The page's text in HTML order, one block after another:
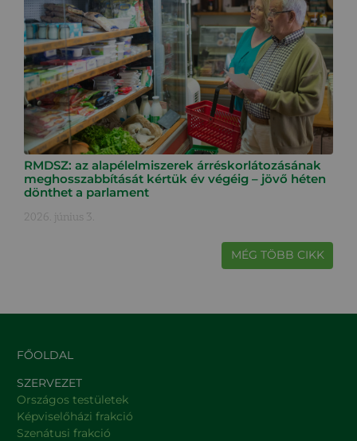
RMDSZ: az alapélelmiszerek árréskorlátozásának
meghosszabbítását kértük év végéig – jövő héten
dönthet a parlament
2026. június 3.
MÉG TÖBB CIKK
FŐOLDAL
SZERVEZET
Országos testületek
Képviselőházi frakció
Szenátusi frakció